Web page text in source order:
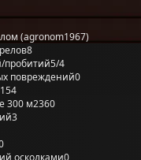
(agronom1967)
8
пробитий5/4
повреждений0
300 м2360
3
осколками0